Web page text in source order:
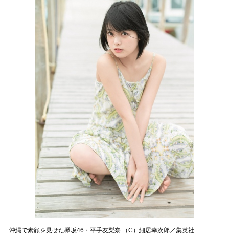
沖縄で素顔を見せた欅坂46・平手友梨奈 （C）細居幸次郎／集英社